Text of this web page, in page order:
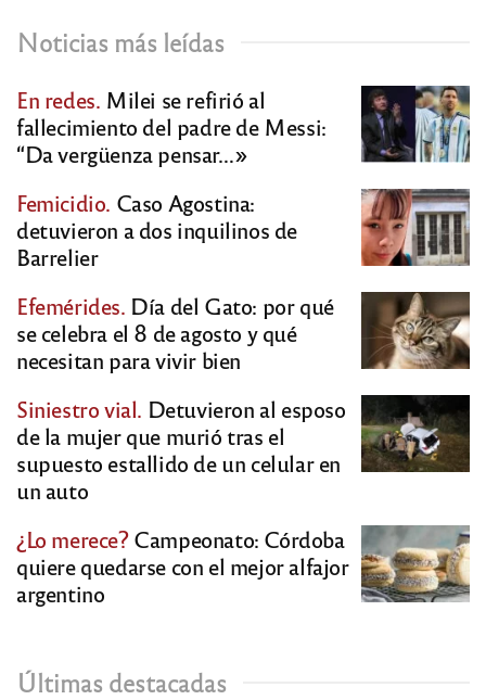
Noticias más leídas
En redes. Milei se refirió al
fallecimiento del padre de Messi:
“Da vergüenza pensar…»
Femicidio. Caso Agostina:
detuvieron a dos inquilinos de
Barrelier
Efemérides. Día del Gato: por qué
se celebra el 8 de agosto y qué
necesitan para vivir bien
Siniestro vial. Detuvieron al esposo
de la mujer que murió tras el
supuesto estallido de un celular en
un auto
¿Lo merece?Campeonato: Córdoba
quiere quedarse con el mejor alfajor
argentino
Últimas destacadas